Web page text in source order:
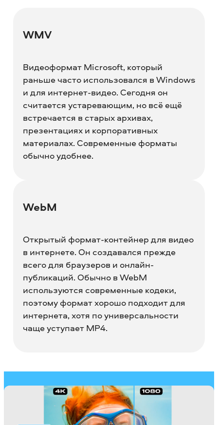
WMV
Видеоформат Microsoft, который
раньше часто использовался в Windows
и для интернет-видео. Сегодня он
считается устаревающим, но всё ещё
встречается в старых архивах,
презентациях и корпоративных
материалах. Современные форматы
обычно удобнее.
WebM
Открытый формат-контейнер для видео
в интернете. Он создавался прежде
всего для браузеров и онлайн-
публикаций. Обычно в WebM
используются современные кодеки,
поэтому формат хорошо подходит для
интернета, хотя по универсальности
чаще уступает MP4.